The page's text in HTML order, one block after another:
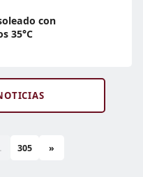
con
35°C
305 »